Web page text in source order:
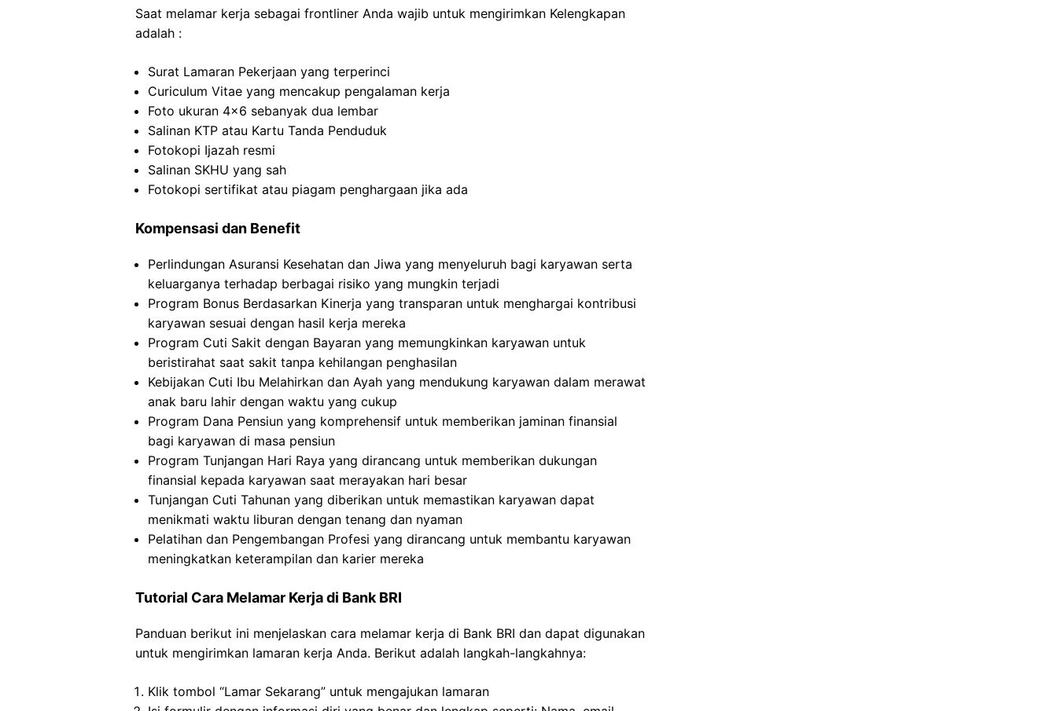
Saat melamar kerja sebagai frontliner Anda wajib untuk mengirimkan Kelengkapan
adalah :
Surat Lamaran Pekerjaan yang terperinci
Curiculum Vitae yang mencakup pengalaman kerja
Foto ukuran 4×6 sebanyak dua lembar
Salinan KTP atau Kartu Tanda Penduduk
Fotokopi Ijazah resmi
Salinan SKHU yang sah
Fotokopi sertifikat atau piagam penghargaan jika ada
Kompensasi dan Benefit
Perlindungan Asuransi Kesehatan dan Jiwa yang menyeluruh bagi karyawan serta
keluarganya terhadap berbagai risiko yang mungkin terjadi
Program Bonus Berdasarkan Kinerja yang transparan untuk menghargai kontribusi
karyawan sesuai dengan hasil kerja mereka
Program Cuti Sakit dengan Bayaran yang memungkinkan karyawan untuk
beristirahat saat sakit tanpa kehilangan penghasilan
Kebijakan Cuti Ibu Melahirkan dan Ayah yang mendukung karyawan dalam merawat
anak baru lahir dengan waktu yang cukup
Program Dana Pensiun yang komprehensif untuk memberikan jaminan finansial
bagi karyawan di masa pensiun
Program Tunjangan Hari Raya yang dirancang untuk memberikan dukungan
finansial kepada karyawan saat merayakan hari besar
Tunjangan Cuti Tahunan yang diberikan untuk memastikan karyawan dapat
menikmati waktu liburan dengan tenang dan nyaman
Pelatihan dan Pengembangan Profesi yang dirancang untuk membantu karyawan
meningkatkan keterampilan dan karier mereka
Tutorial Cara Melamar Kerja di Bank BRI
Panduan berikut ini menjelaskan cara melamar kerja di Bank BRI dan dapat digunakan
untuk mengirimkan lamaran kerja Anda. Berikut adalah langkah-langkahnya:
Klik tombol “Lamar Sekarang” untuk mengajukan lamaran